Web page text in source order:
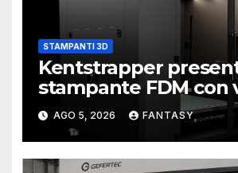
STAMPANTI 3D
Kentstrapper
stampante FDM con
di stampa da un
AGO 5, 2026 FANTASY